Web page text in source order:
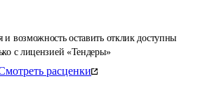
возможность оставить отклик доступны
с лицензией «Тендеры»
расценки